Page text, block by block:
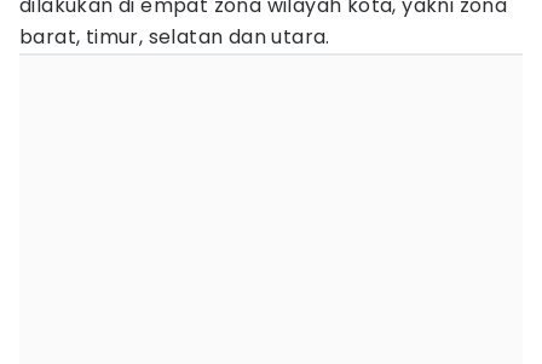
barat, timur, selatan dan utara.